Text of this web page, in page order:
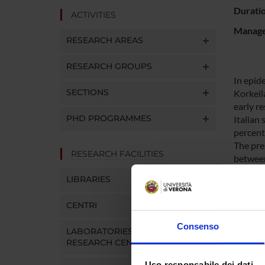
Consenso
ACTIVITIES
RESEARCH AREAS
RESEARCH GROUPS
SECTIONS
PHD PROGRAMMES
RESEARCH FACILITIES
LIBRARIES
CENTRI
LABORATORIES AND
RESEARCH CENTRES
In
early
Italian
The
first
will
29,